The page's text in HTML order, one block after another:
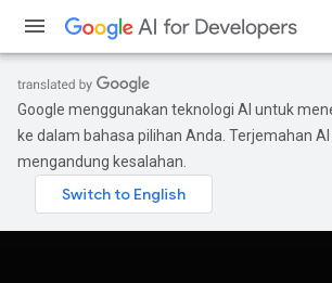
Google menggunakan teknologi AI untuk
ke dalam bahasa pilihan Anda. Terjemahan
mengandung kesalahan.